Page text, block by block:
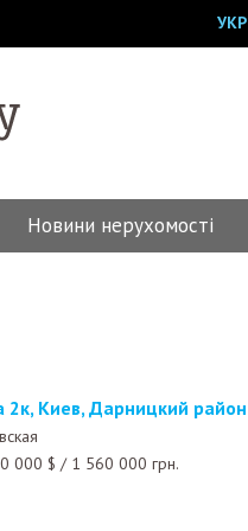
УКР
Новини нерухомості
2к, Киев, Дарницкий район
000 $ / 1 560 000 грн.